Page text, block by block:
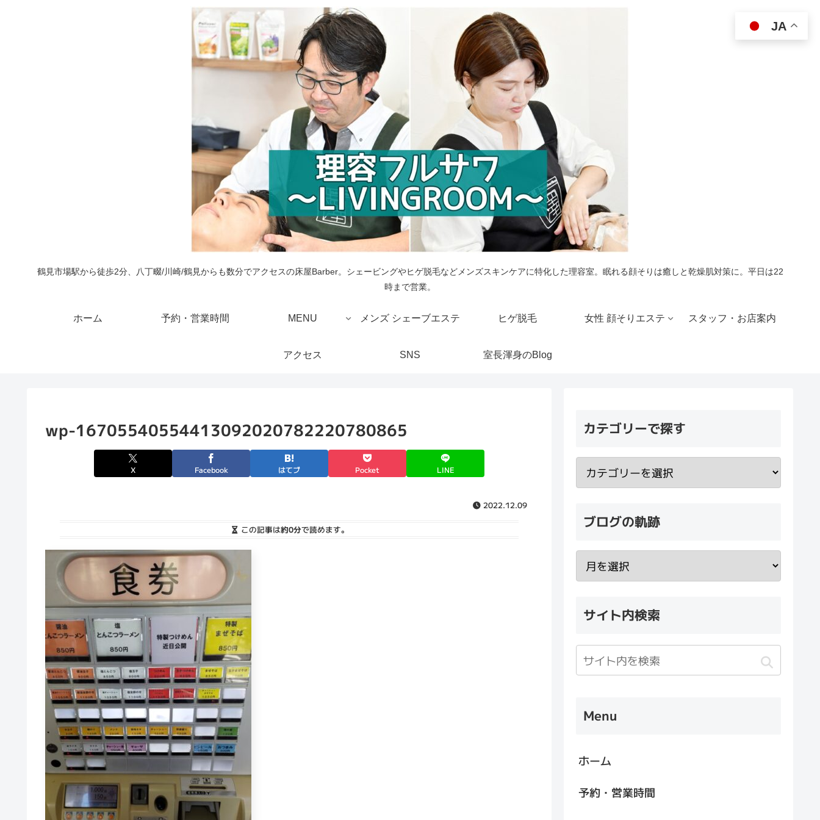
鶴見市場駅から徒歩2分、八丁畷/川崎/鶴見からも数分でアクセスの床屋Barber。シェービングやヒゲ脱毛などメンズスキンケアに特化した理容室。眠れる顔そりは癒しと乾燥肌対策に。平日は22
時まで営業。
ホーム 予約・営業時間 MENU メンズ シェーブエステ ヒゲ脱毛 女性 顔そりエステ スタッフ・お店案内
アクセス SNS 室長渾身のBlog
wp-16705540554413092020782220780865
X Facebook はてブ Pocket LINE
2022.12.09
この記事は約0分で読めます。
カテゴリーで探す
ブログの軌跡
サイト内検索
Menu
ホーム
予約・営業時間
JA